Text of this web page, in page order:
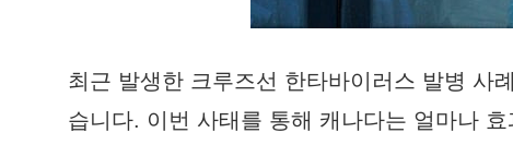
최근 발생한 크루즈선 한타바이러스 발병 사
습니다. 이번 사태를 통해 캐나다는 얼마나